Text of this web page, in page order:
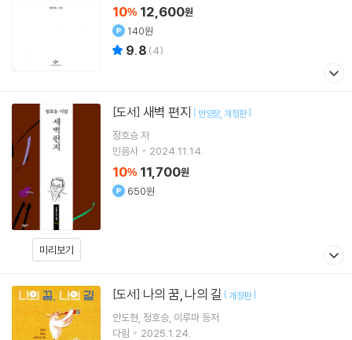
10% 12,600원
140원
9.8 (4)
미리보기
[도서] 새벽 편지 [ 반양장 개정판]
정호승저
민음사
2024.11.14.
10% 11,700원
650원
[도서] 나의 꿈, 나의 길 [개정판]
안도현 정호승 이루마등저
다림
2025.1.24.